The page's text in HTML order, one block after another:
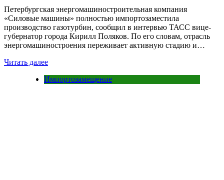
Петербургская энергомашиностроительная компания
«Силовые машины» полностью импортозаместила
производство газотурбин, сообщил в интервью ТАСС вице-
губернатор города Кирилл Поляков. По его словам, отрасль
энергомашиностроения переживает активную стадию и…
Читать далее
Импортозамещение